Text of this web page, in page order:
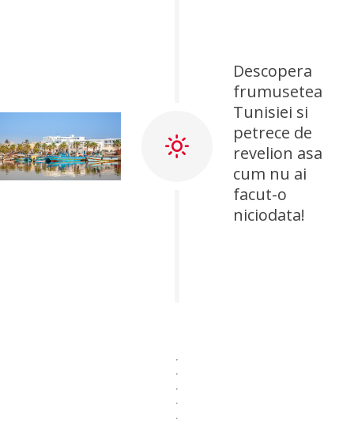
Descopera
frumusetea
Tunisiei si
petrece de
revelion asa
cum nu ai
facut-o
niciodata!